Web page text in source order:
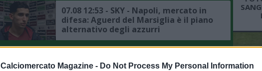
Calciomercato Magazine - Do Not Process My Personal Information
07.08 12:53 - SKY - Napoli, mercato in
difesa: Aguerd del Marsiglia è il piano
alternativo degli azzurri
mercato in difesa: ecco le alte cifre